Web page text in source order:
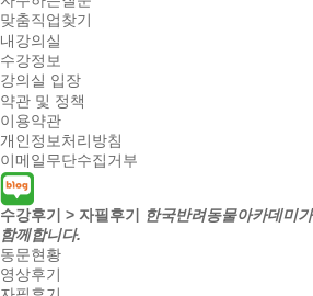
맞춤직업찾기
내강의실
수강정보
강의실 입장
약관 및 정책
이용약관
개인정보처리방침
이메일무단수집거부
수강후기 > 자필후기
한국반려동물아카데미
함께합니다.
동문현황
영상후기